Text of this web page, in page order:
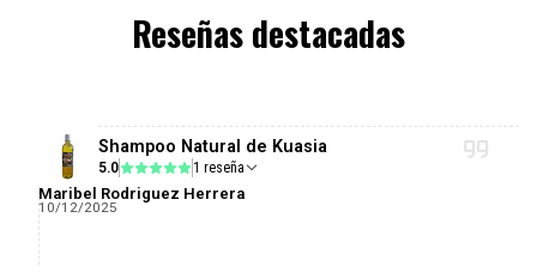
Reseñas destacadas
Shampoo Natural de Kuasia
5.0 1 reseña
Maribel Rodriguez Herrera
10/12/2025